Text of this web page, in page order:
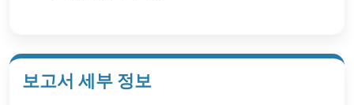
보고서 세부 정보